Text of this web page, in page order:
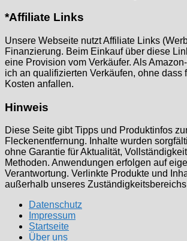
*Affiliate Links
Unsere Webseite nutzt Affiliate Links
Finanzierung. Beim Einkauf über diese
eine Provision vom Verkäufer. Als
ich an qualifizierten Verkäufen, ohne dass
Kosten anfallen.
Hinweis
Diese Seite gibt Tipps und Produktinfos
Fleckenentfernung. Inhalte wurden
ohne Garantie für Aktualität,
Methoden. Anwendungen erfolgen auf
Verantwortung. Verlinkte Produkte und
außerhalb unseres
Datenschutz
Impressum
Startseite
Über uns